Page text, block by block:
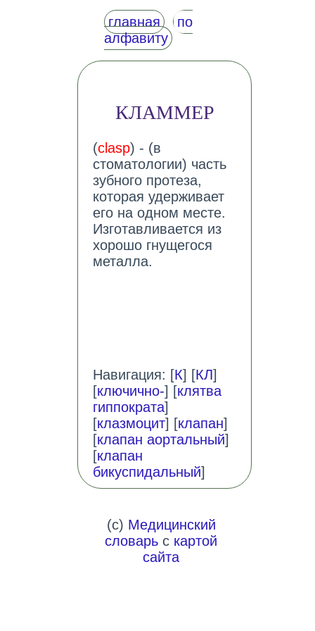
главная
по
алфавиту
КЛАММЕР
(clasp) - (в
стоматологии) часть
зубного протеза,
которая удерживает
его на одном месте.
Изготавливается из
хорошо гнущегося
металла.
Навигация: [К] [КЛ]
[ключично-] [клятва
гиппократа]
[клазмоцит] [клапан]
[клапан аортальный]
[клапан
бикуспидальный]
(c) Медицинский
словарь с картой
сайта